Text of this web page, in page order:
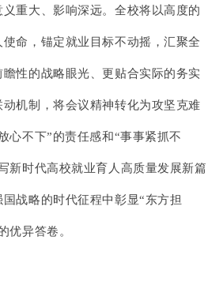
重大、影响深远。全校将以高度的
命，锚定就业目标不动摇，汇聚全
瞻性的战略眼光、更贴合实际的务实
机制，将会议精神转化为攻坚克难
心不下”的责任感和“事事紧抓不
新时代高校就业育人高质量发展新篇
战略的时代征程中彰显“东方担
优异答卷。